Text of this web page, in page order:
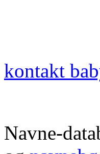
kontakt
Navne-